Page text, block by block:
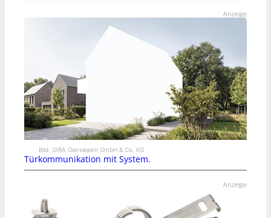
Anzeige
Bild: GIRA Giersiepen GmbH & Co. KG
Türkommunikation mit System.
Anzeige